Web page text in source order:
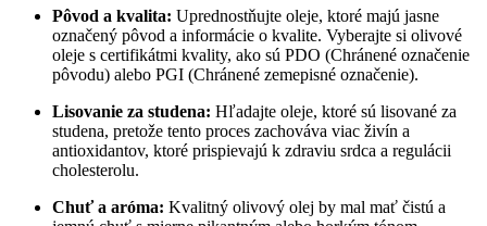
Pôvod a kvalita: Uprednostňujte oleje, ktoré majú jasne
označený pôvod a informácie o kvalite. Vyberajte si olivové
oleje s certifikátmi kvality, ako sú PDO (Chránené označenie
pôvodu) alebo PGI (Chránené zemepisné označenie).
Lisovanie za studena: Hľadajte oleje, ktoré sú lisované za
studena, pretože tento proces zachováva viac živín a
antioxidantov, ktoré prispievajú k zdraviu srdca a regulácii
cholesterolu.
Chuť a aróma: Kvalitný olivový olej by mal mať čistú a